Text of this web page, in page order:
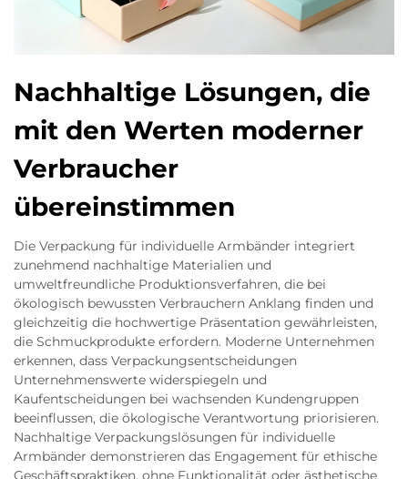
Nachhaltige Lösungen, die
mit den Werten moderner
Verbraucher
übereinstimmen
Die Verpackung für individuelle Armbänder integriert
zunehmend nachhaltige Materialien und
umweltfreundliche Produktionsverfahren, die bei
ökologisch bewussten Verbrauchern Anklang finden und
gleichzeitig die hochwertige Präsentation gewährleisten,
die Schmuckprodukte erfordern. Moderne Unternehmen
erkennen, dass Verpackungsentscheidungen
Unternehmenswerte widerspiegeln und
Kaufentscheidungen bei wachsenden Kundengruppen
beeinflussen, die ökologische Verantwortung priorisieren.
Nachhaltige Verpackungslösungen für individuelle
Armbänder demonstrieren das Engagement für ethische
Geschäftspraktiken, ohne Funktionalität oder ästhetische